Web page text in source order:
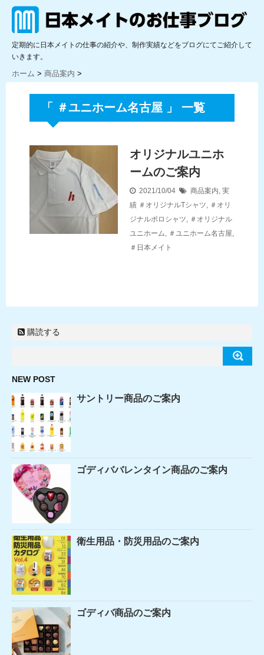
定期的に日本メイトの仕事の紹介や、制作実績などをブログにてご紹介して
いきます。
ホーム > 商品案内 >
「 ＃ユニホーム名古屋 」 一覧
オリジナルユニホ
ームのご案内
2021/10/04 商品案内 実
績 ＃オリジナルTシャツ
＃オリ
ジナルポロシャツ
＃オリジナル
ユニホーム
＃ユニホーム名古屋
＃日本メイト
購読する
NEW POST
サントリー商品のご案内
ゴディババレンタイン商品のご案内
衛生用品・防災用品のご案内
ゴディバ商品のご案内